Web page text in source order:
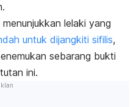
lelaki yang
untuk dijangkiti sifilis,
sebarang bukti
ini.
Iklan